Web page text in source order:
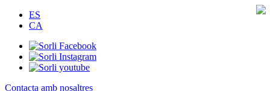
ES
CA
Contacta amb nosaltres